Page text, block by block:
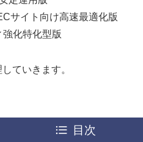
サイト向け高速最適化版
強化特化型版
ていきます。
目次